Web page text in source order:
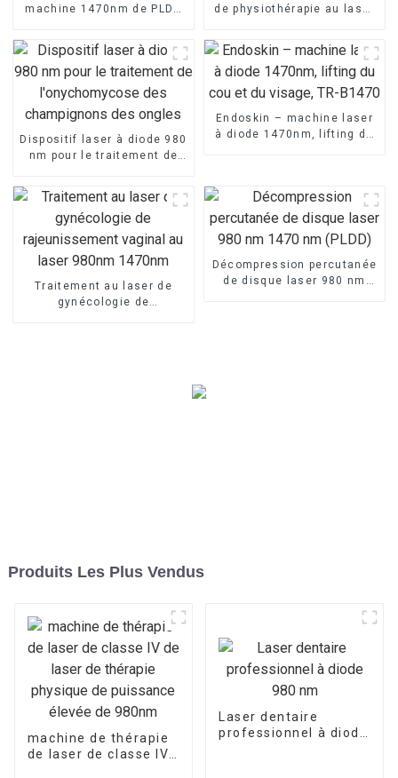
machine 1470nm de PLDD
de physiothérapie au laser
Dispositif laser à diode 980
nm pour le traitement de
Endoskin – machine laser
à diode 1470nm, lifting du
Traitement au laser de
gynécologie de
Décompression percutanée
de disque laser 980 nm
Produits Les Plus Vendus
machine de thérapie
de laser de classe IV
Laser dentaire
professionnel à diode